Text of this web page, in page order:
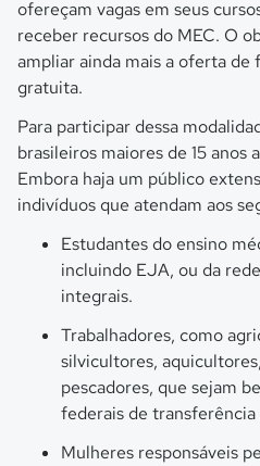
ofereçam vagas em seus
receber recursos do MEC. O
ampliar ainda mais a oferta de
gratuita.
Para participar dessa
brasileiros maiores de 15 anos
Embora haja um público
indivíduos que atendam aos
Estudantes do ensino
incluindo EJA, ou da
integrais.
Trabalhadores, como
silvicultores,
pescadores, que sejam
federais de transferência
Mulheres responsáveis